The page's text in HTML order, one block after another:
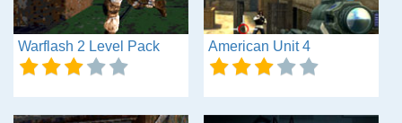
Warflash 2 Level Pack American Unit 4